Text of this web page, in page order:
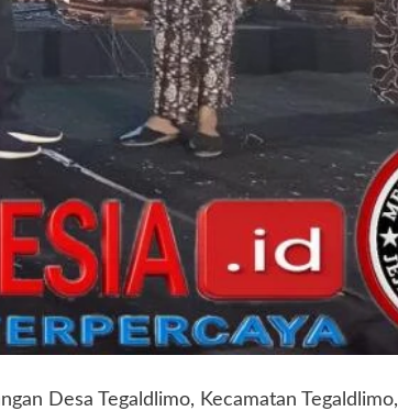
Desa Tegaldlimo, Kecamatan Tegaldlimo,